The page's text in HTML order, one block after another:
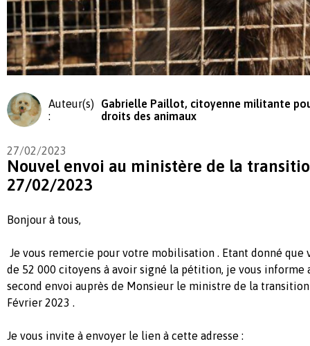
Auteur(s)
:
Gabrielle Paillot, citoyenne militante
droits des animaux
27/02/2023
Nouvel envoi au ministère de la
27/02/2023
Bonjour à tous,
Je vous remercie pour votre mobilisation . Etant donné que
de 52 000 citoyens à avoir signé la pétition, je vous informe
second envoi auprès de Monsieur le ministre de la
Février 2023 .
Je vous invite à envoyer le lien à cette adresse :